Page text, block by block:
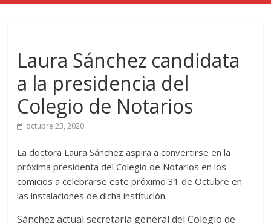
Laura Sánchez candidata
a la presidencia del
Colegio de Notarios
octubre 23, 2020
La doctora Laura Sánchez aspira a convertirse en la
próxima presidenta del Colegio de Notarios en los
comicios a celebrarse este próximo 31 de Octubre en
las instalaciones de dicha institución.
Sánchez actual secretaría general del Colegio de